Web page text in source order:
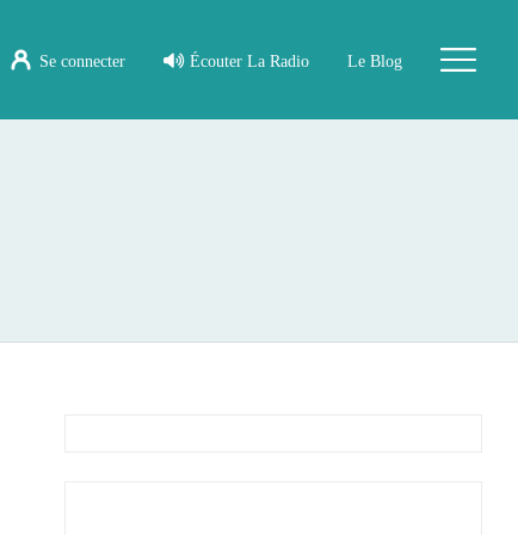
Se connecter Écouter La Radio Le Blog